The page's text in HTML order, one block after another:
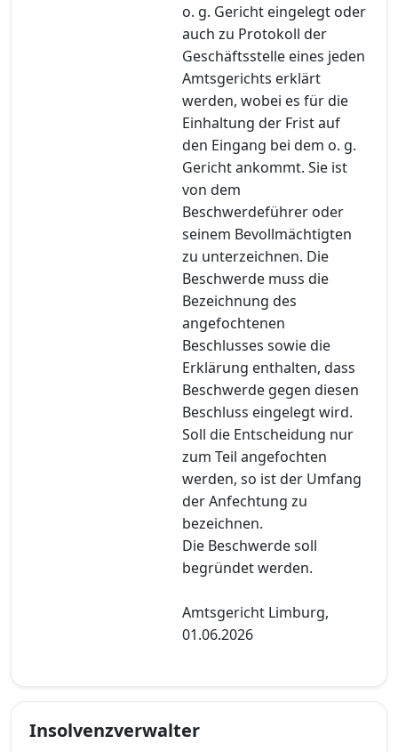
o. g. Gericht eingelegt oder
auch zu Protokoll der
Geschäftsstelle eines jeden
Amtsgerichts erklärt
werden, wobei es für die
Einhaltung der Frist auf
den Eingang bei dem o. g.
Gericht ankommt. Sie ist
von dem
Beschwerdeführer oder
seinem Bevollmächtigten
zu unterzeichnen. Die
Beschwerde muss die
Bezeichnung des
angefochtenen
Beschlusses sowie die
Erklärung enthalten, dass
Beschwerde gegen diesen
Beschluss eingelegt wird.
Soll die Entscheidung nur
zum Teil angefochten
werden, so ist der Umfang
der Anfechtung zu
bezeichnen.
Die Beschwerde soll
begründet werden.
Amtsgericht Limburg,
01.06.2026
Insolvenzverwalter